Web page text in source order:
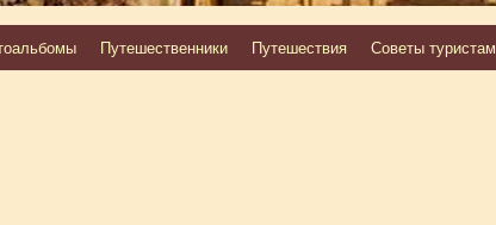
Путешественники Путешествия Советы туристам